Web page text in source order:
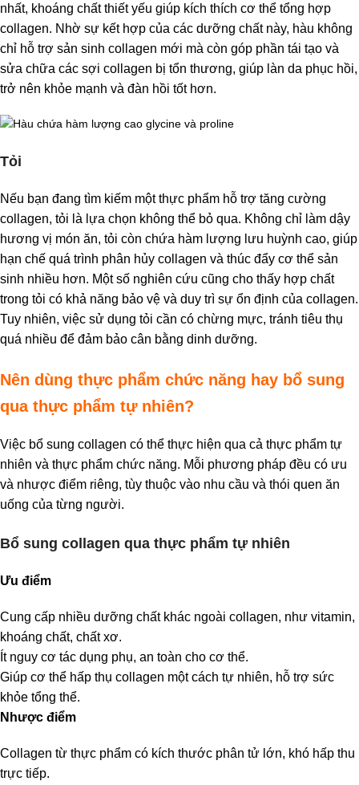
nhất, khoáng chất thiết yếu giúp kích thích cơ thể tổng hợp
collagen. Nhờ sự kết hợp của các dưỡng chất này, hàu không
chỉ hỗ trợ sản sinh collagen mới mà còn góp phần tái tạo và
sửa chữa các sợi collagen bị tổn thương, giúp làn da phục hồi,
trở nên khỏe mạnh và đàn hồi tốt hơn.
Tỏi
Nếu bạn đang tìm kiếm một thực phẩm hỗ trợ tăng cường
collagen, tỏi là lựa chọn không thể bỏ qua. Không chỉ làm dậy
hương vị món ăn, tỏi còn chứa hàm lượng lưu huỳnh cao, giúp
hạn chế quá trình phân hủy collagen và thúc đẩy cơ thể sản
sinh nhiều hơn. Một số nghiên cứu cũng cho thấy hợp chất
trong tỏi có khả năng bảo vệ và duy trì sự ổn định của collagen.
Tuy nhiên, việc sử dụng tỏi cần có chừng mực, tránh tiêu thụ
quá nhiều để đảm bảo cân bằng dinh dưỡng.
Nên dùng thực phẩm chức năng hay bổ sung
qua thực phẩm tự nhiên?
Việc bổ sung collagen có thể thực hiện qua cả thực phẩm tự
nhiên và thực phẩm chức năng. Mỗi phương pháp đều có ưu
và nhược điểm riêng, tùy thuộc vào nhu cầu và thói quen ăn
uống của từng người.
Bổ sung collagen qua thực phẩm tự nhiên
Ưu điểm
Cung cấp nhiều dưỡng chất khác ngoài collagen, như vitamin,
khoáng chất, chất xơ.
Ít nguy cơ tác dụng phụ, an toàn cho cơ thể.
Giúp cơ thể hấp thụ collagen một cách tự nhiên, hỗ trợ sức
khỏe tổng thể.
Nhược điểm
Collagen từ thực phẩm có kích thước phân tử lớn, khó hấp thu
trực tiếp.